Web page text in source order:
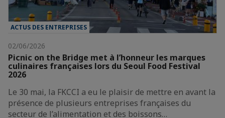
ACTUS DES ENTREPRISES
02/06/2026
Picnic on the Bridge met à l’honneur les marques
culinaires françaises lors du Seoul Food Festival
2026
Le 30 mai, la FKCCI a eu le plaisir de mettre en avant la
présence de plusieurs entreprises françaises du
secteur de l’alimentation et des boissons…